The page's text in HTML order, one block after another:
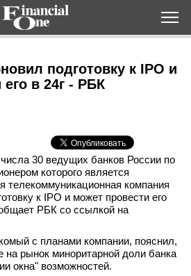
подготовку к IPO и
в 24г - РБК
30 ведущих банков России по
которого является
телекоммуникационная компания
к IPO и может провести его
РБК со ссылкой на
с планами компании, пояснил,
на рынок миноритарной доли банка
окна" возможностей.